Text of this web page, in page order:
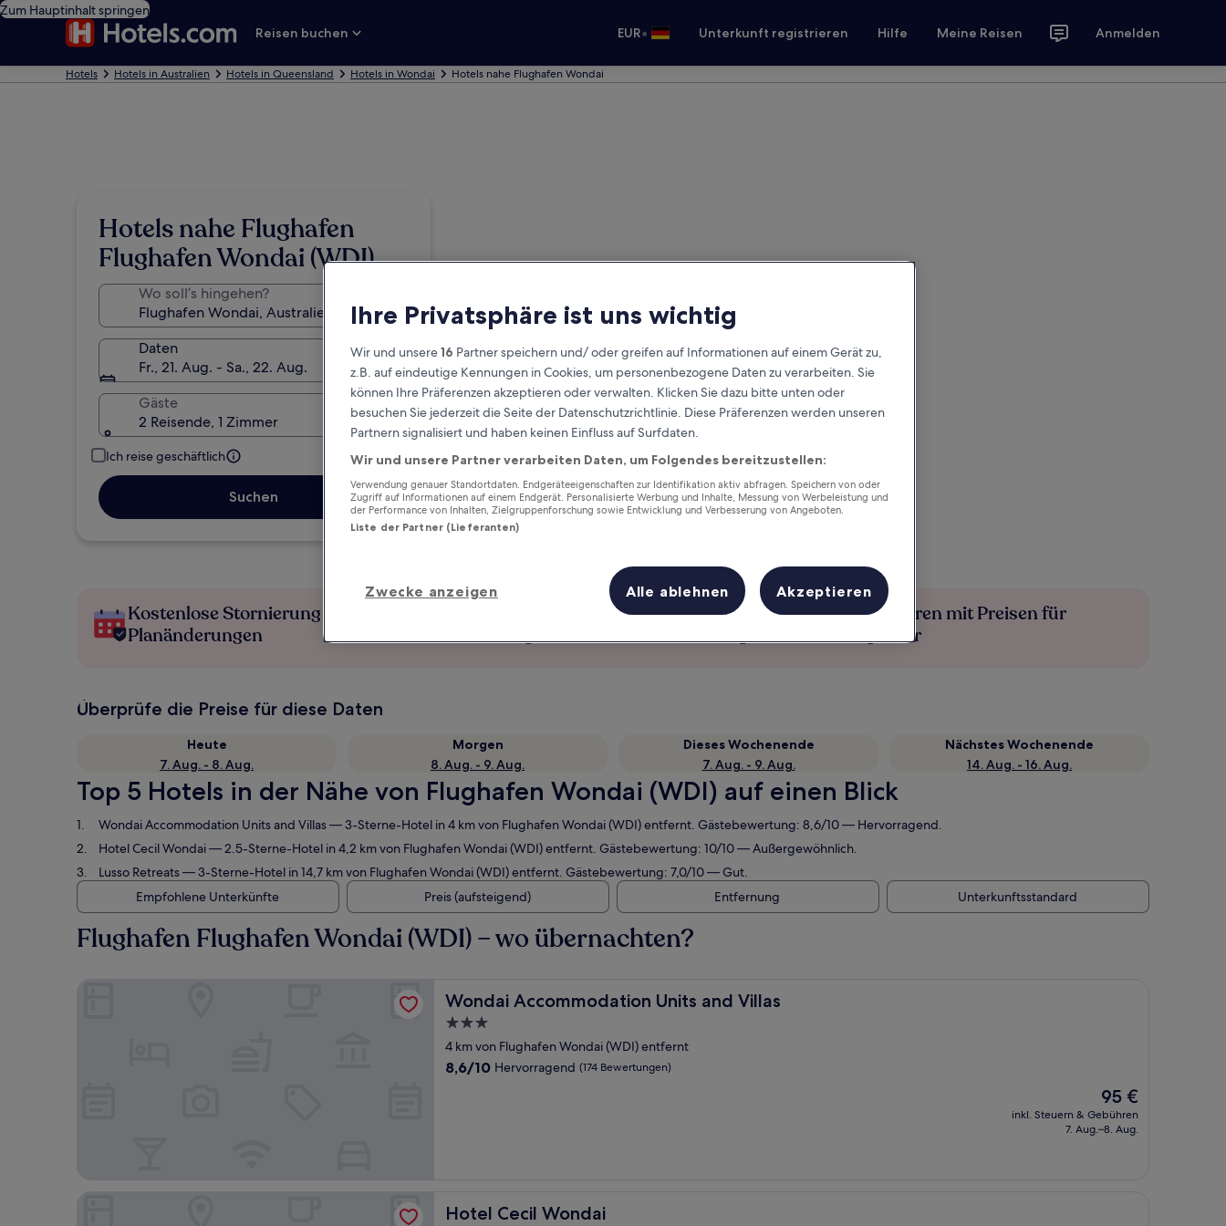
Zum Hauptinhalt springen
Reisen buchen
EUR• Unterkunft registrieren Hilfe Meine Reisen Anmelden
Hotels Hotels in Australien Hotels in Queensland Hotels in Wondai Hotels nahe Flughafen Wondai
Hotels nahe Flughafen
Flughafen Wondai (WDI)
Wo soll’s hingehen?
Daten
Fr., 21. Aug. - Sa., 22. Aug.
Gäste
2 Reisende, 1 Zimmer
Ich reise geschäftlich
Suchen
Kostenlose Stornierung bei
Planänderungen
Verdiene Prämien für jede
wahrgenommene Übernachtung
Mehr sparen mit Preisen für
Mitglieder
Überprüfe die Preise für diese Daten
Heute
7. Aug. - 8. Aug.
Morgen
8. Aug. - 9. Aug.
Dieses Wochenende
7. Aug. - 9. Aug.
Nächstes Wochenende
14. Aug. - 16. Aug.
Top 5 Hotels in der Nähe von Flughafen Wondai (WDI) auf einen Blick
Wondai Accommodation Units and Villas— 3-Sterne-Hotel in 4 km von Flughafen Wondai (WDI) entfernt. Gästebewertung: 8,6/10 — Hervorragend.
Hotel Cecil Wondai— 2.5-Sterne-Hotel in 4,2 km von Flughafen Wondai (WDI) entfernt. Gästebewertung: 10/10 — Außergewöhnlich.
Lusso Retreats— 3-Sterne-Hotel in 14,7 km von Flughafen Wondai (WDI) entfernt. Gästebewertung: 7,0/10 — Gut.
Empfohlene Unterkünfte
Preis (aufsteigend) Entfernung Unterkunftsstandard
Flughafen Flughafen Wondai (WDI) – wo übernachten?
Wondai Accommodation Units and Villas
Wondai Accommodation Units and Villas
3.0-
Sterne-
Unterkunft
4 km von Flughafen Wondai (WDI) entfernt
8.6
8,6/10 Hervorragend (174 Bewertungen)
Der
Preis
beträgt
95 €
inkl. Steuern & Gebühren
7. Aug.–8. Aug.
Hotel Cecil Wondai
Hotel Cecil Wondai
Hotel Cecil Wondai
Ihre Privatsphäre ist uns wichtig
Wir und unsere16 Partner speichern und/ oder greifen auf Informationen auf einem Gerät zu,
z.B. auf eindeutige Kennungen in Cookies, um personenbezogene Daten zu verarbeiten. Sie
können Ihre Präferenzen akzeptieren oder verwalten. Klicken Sie dazu bitte unten oder
besuchen Sie jederzeit die Seite der Datenschutzrichtlinie. Diese Präferenzen werden unseren
Partnern signalisiert und haben keinen Einfluss auf Surfdaten.
Wir und unsere Partner verarbeiten Daten, um Folgendes bereitzustellen:
Verwendung genauer Standortdaten. Endgeräteeigenschaften zur Identifikation aktiv abfragen. Speichern von oder
Zugriff auf Informationen auf einem Endgerät. Personalisierte Werbung und Inhalte, Messung von Werbeleistung und
der Performance von Inhalten, Zielgruppenforschung sowie Entwicklung und Verbesserung von Angeboten.
Liste der Partner (Lieferanten)
Zwecke anzeigen Alle ablehnen Akzeptieren